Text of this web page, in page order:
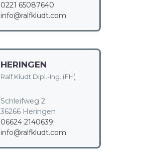
0221 65087640
info@ralfkludt.com
HERINGEN
Ralf Kludt Dipl.-Ing. (FH)
Schleifweg 2
36266 Heringen
06624 2140639
info@ralfkludt.com